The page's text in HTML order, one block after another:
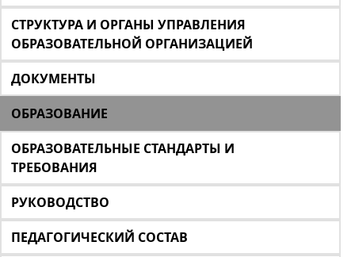
СТРУКТУРА И ОРГАНЫ УПРАВЛЕНИЯ
ОБРАЗОВАТЕЛЬНОЙ ОРГАНИЗАЦИЕЙ
ДОКУМЕНТЫ
ОБРАЗОВАНИЕ
ОБРАЗОВАТЕЛЬНЫЕ СТАНДАРТЫ И
ТРЕБОВАНИЯ
РУКОВОДСТВО
ПЕДАГОГИЧЕСКИЙ СОСТАВ